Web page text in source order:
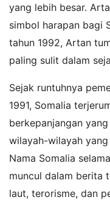
yang lebih besar.
simbol harapan bagi
tahun 1992, Artan
paling sulit dalam
Sejak runtuhnya
1991, Somalia
berkepanjangan
wilayah-wilayah
Nama Somalia
muncul dalam berita
laut, terorisme, dan